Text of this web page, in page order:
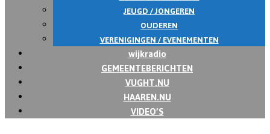
JEUGD / JONGEREN
OUDEREN
VERENIGINGEN / EVENEMENTEN
wijkradio
GEMEENTEBERICHTEN
VUGHT.NU
HAAREN.NU
VIDEO’S